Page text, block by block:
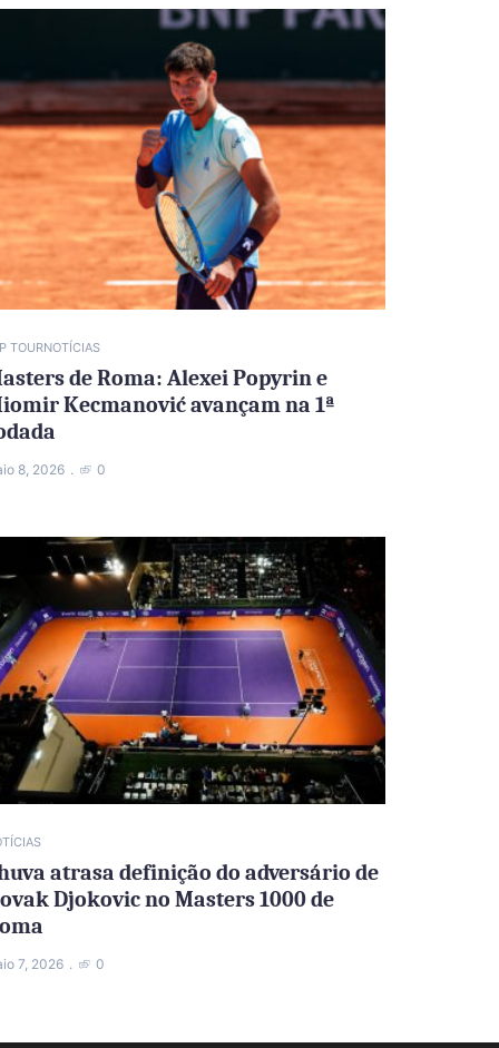
TOURNOTÍCIAS
de Roma: Alexei Popyrin e
Kecmanović avançam na 1ª
8, 2026 0
atrasa definição do adversário de
Djokovic no Masters 1000 de
7, 2026 0